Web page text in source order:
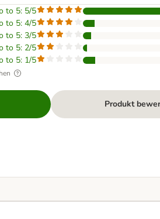
to 5: 5/5
to 5: 4/5
to 5: 3/5
to 5: 2/5
to 5: 1/5
Produkt